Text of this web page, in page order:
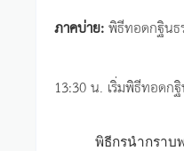
ภาคบ่าย:พิธีทอดกฐินธ
13:30 น. เริ่มพิธีทอดก
พิธีกรนำกราบ